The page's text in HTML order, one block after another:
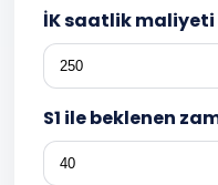
İK saatlik
S1 ile beklenen